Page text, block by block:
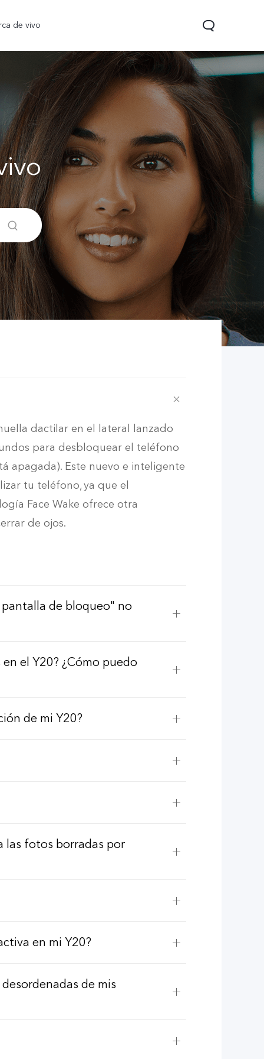
de vivo
nuevo nuevo
dactilar en el lateral lanzado
para desbloquear el teléfono
apagada). Este nuevo e inteligente
tu teléfono,ya que el
Face Wake ofrece otra
de ojos.
de bloqueo" no
el Y20? ¿Cómo puedo
de mi Y20?
las fotos borradas por
en mi Y20?
de mis